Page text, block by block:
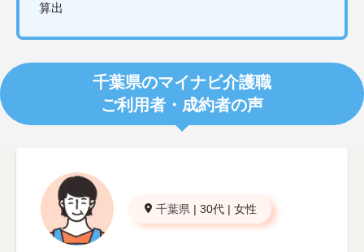
算出
千葉県のマイナビ介護職
ご利用者・成約者の声
千葉県 | 30代 | 女性